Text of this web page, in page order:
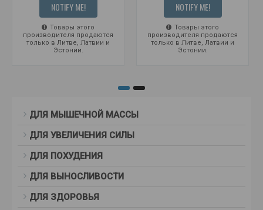
NOTIFY ME!
Товары этого
производителя продаются
только в Литве, Латвии и
Эстонии.
NOTIFY ME!
Товары этого
производителя продаются
только в Литве, Латвии и
Эстонии.
ДЛЯ МЫШЕЧНОЙ МАССЫ
ДЛЯ УВЕЛИЧЕНИЯ СИЛЫ
ДЛЯ ПОХУДЕНИЯ
ДЛЯ ВЫНОСЛИВОСТИ
ДЛЯ ЗДОРОВЬЯ